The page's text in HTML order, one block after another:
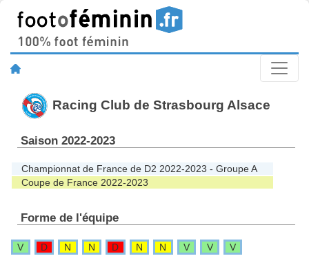
Racing Club de Strasbourg Alsace
Saison 2022-2023
Championnat de France de D2 2022-2023 - Groupe A
Coupe de France 2022-2023
Forme de l'équipe
V D N N D N N V V V